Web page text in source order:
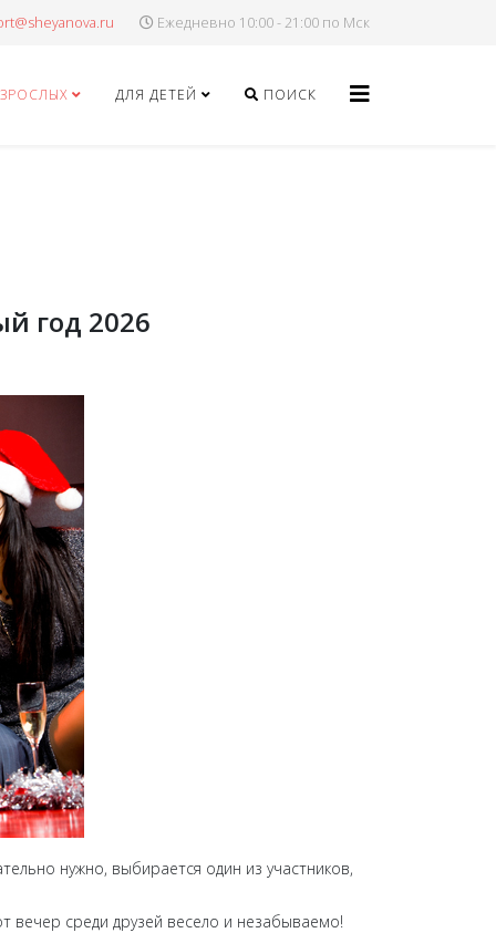
Ежедневно 10:00 - 21:00 по Мск
ДЛЯ ДЕТЕЙ ПОИСК
год 2026
нужно, выбирается один из участников,
среди друзей весело и незабываемо!